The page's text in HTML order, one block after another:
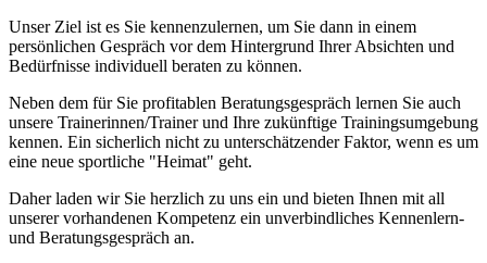
Unser Ziel ist es Sie kennenzulernen, um Sie dann in einem
persönlichen Gespräch vor dem Hintergrund Ihrer Absichten und
Bedürfnisse individuell beraten zu können.
Neben dem für Sie profitablen Beratungsgespräch lernen Sie auch
unsere Trainerinnen/Trainer und Ihre zukünftige Trainingsumgebung
kennen. Ein sicherlich nicht zu unterschätzender Faktor, wenn es um
eine neue sportliche "Heimat" geht.
Daher laden wir Sie herzlich zu uns ein und bieten Ihnen mit all
unserer vorhandenen Kompetenz ein unverbindliches Kennenlern-
und Beratungsgespräch an.